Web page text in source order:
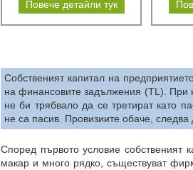
Повече детайли тук
Собственият капитал на
на финансовите задължения (TL). При
не би трябвало да се третират като
не са пасив. Провизиите обаче, следва
Според първото условие собственият
макар и много рядко, съществуват